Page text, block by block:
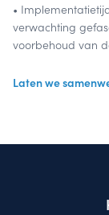
•
verwachting
voorbehoud van
Laten we